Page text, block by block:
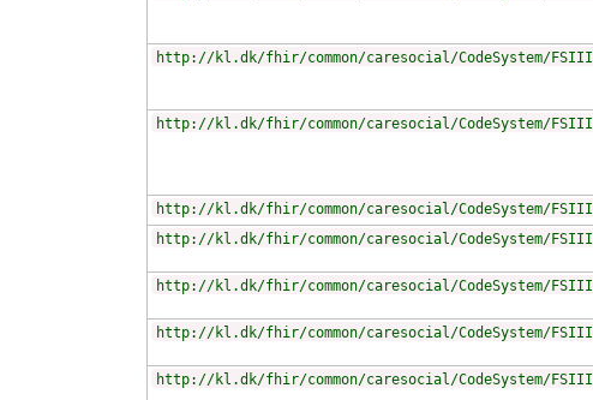
http://kl.dk/fhir/common/caresocial/CodeSystem/FSIII
http://kl.dk/fhir/common/caresocial/CodeSystem/FSIII
http://kl.dk/fhir/common/caresocial/CodeSystem/FSIII
http://kl.dk/fhir/common/caresocial/CodeSystem/FSIII
http://kl.dk/fhir/common/caresocial/CodeSystem/FSIII
http://kl.dk/fhir/common/caresocial/CodeSystem/FSIII
http://kl.dk/fhir/common/caresocial/CodeSystem/FSIII